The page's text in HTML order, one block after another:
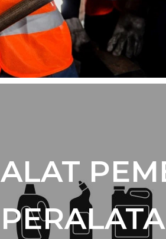
ALAT